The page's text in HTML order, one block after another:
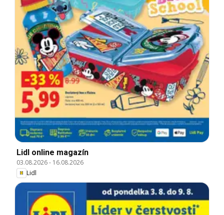
Lidl online magazín
03.08.2026- 16.08.2026
Lidl